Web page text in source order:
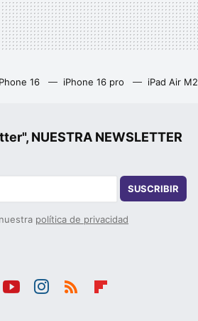
16 iPhone 16 pro iPad Air
NUESTRA NEWSLETTER
SUSCRIBIR
política de privacidad